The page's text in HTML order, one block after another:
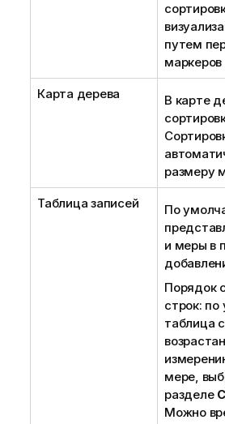
путем
Карта дерева
В карте
размеру
Таблица записей
По
и меры в
Порядок
строк:
таблица
мере,
разделе
Можно